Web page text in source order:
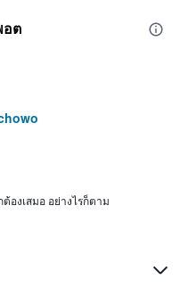
อต
องเสมอ อย่างไรก็ตาม